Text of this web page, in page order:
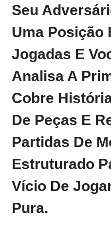
Seu
Uma Posição
Jogadas E
Analisa A
Cobre
De Peças E
Partidas De
Estruturado
Vício De
Pura.